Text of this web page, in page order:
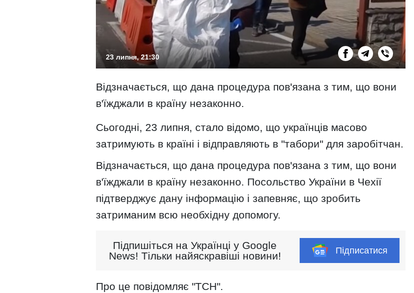
23 липня, 21:30
Відзначається, що дана процедура пов'язана з тим, що вони
в'їжджали в країну незаконно.
Сьогодні, 23 липня, стало відомо, що українців масово
затримують в країні і відправляють в "табори" для заробітчан.
Відзначається, що дана процедура пов'язана з тим, що вони
в'їжджали в країну незаконно. Посольство України в Чехії
підтверджує дану інформацію і запевняє, що зробить
затриманим всю необхідну допомогу.
Підпишіться на Українці у Google
News! Тільки найяскравіші новини!
Підписатися
Про це повідомляє "ТСН".